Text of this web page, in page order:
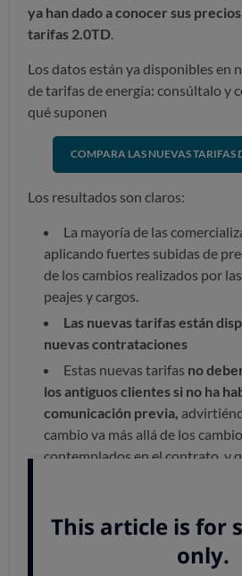
ya han dado a conocer sus
tarifas 2.0TD
Los datos están ya disponibles en
de tarifas de energía: consúltalo y
qué suponen
COMPARA LAS NUEVAS TARIFAS
Los resultados son claros:
La mayoría de las
aplicando fuertes subidas de
de los cambios realizados por
peajes y cargos.
Las nuevas tarifas están
nuevas contrataciones
Estas nuevas tarifas no
los antiguos clientes si no ha
comunicación previa,
cambio va más allá de los
contemplados en el contrato, y
Prevalecen las
nuevas tarifas de peajes y cargos